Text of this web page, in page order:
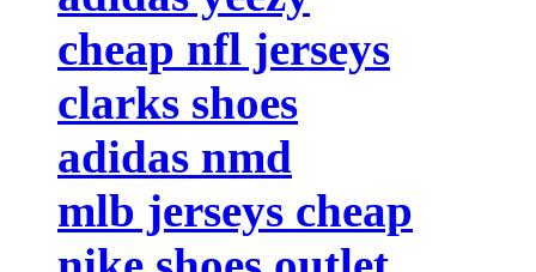
cheap nfl jerseys
clarks shoes
adidas nmd
mlb jerseys cheap